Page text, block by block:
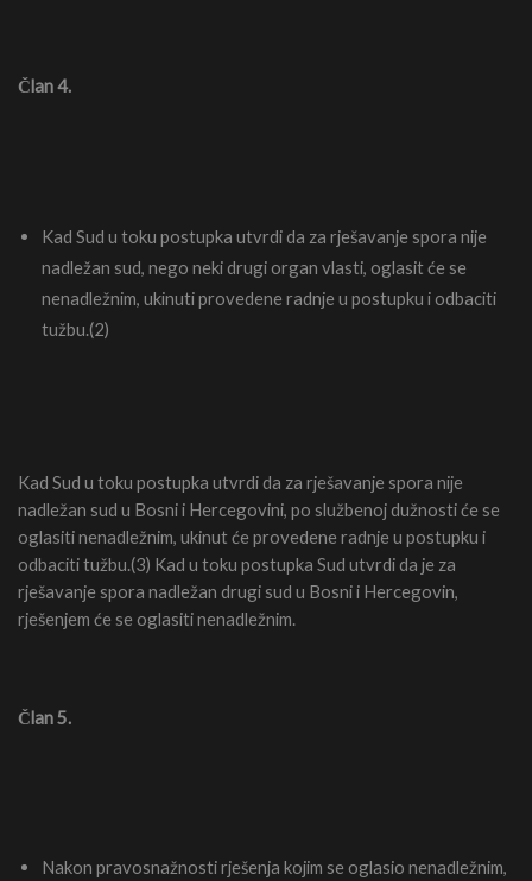
Član 4.
Kad Sud u toku postupka utvrdi da za rješavanje spora nije
nadležan sud, nego neki drugi organ vlasti, oglasit će se
nenadležnim, ukinuti provedene radnje u postupku i odbaciti
tužbu.(2)
Kad Sud u toku postupka utvrdi da za rješavanje spora nije
nadležan sud u Bosni i Hercegovini, po službenoj dužnosti će se
oglasiti nenadležnim, ukinut će provedene radnje u postupku i
odbaciti tužbu.(3) Kad u toku postupka Sud utvrdi da je za
rješavanje spora nadležan drugi sud u Bosni i Hercegovin,
rješenjem će se oglasiti nenadležnim.
Član 5.
Nakon pravosnažnosti rješenja kojim se oglasio nenadležnim,